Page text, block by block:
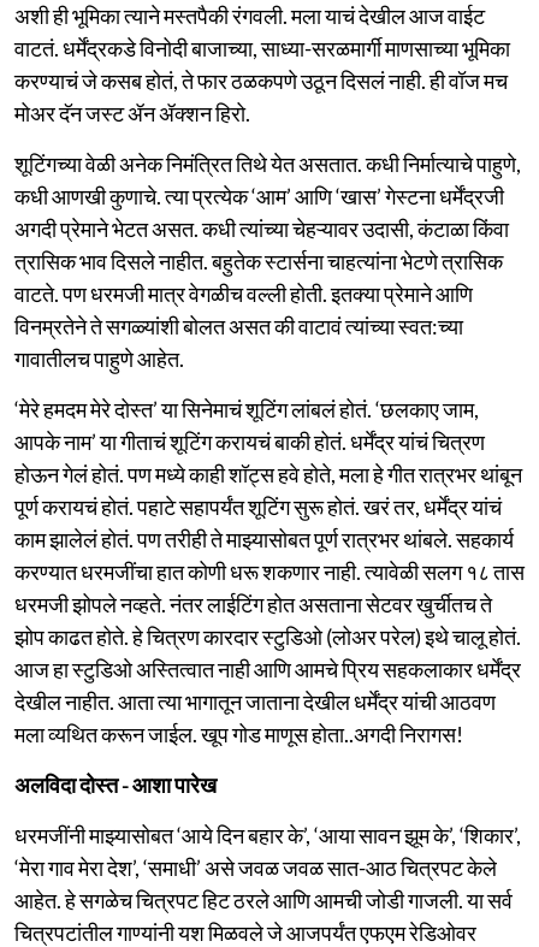
अशी ही भूमिका त्याने मस्तपैकी रंगवली. मला याचं देखील आज वाईट
वाटतं. धर्मेंद्रकडे विनोदी बाजाच्या, साध्या-सरळमार्गी माणसाच्या भूमिका
करण्याचं जे कसब होतं, ते फार ठळकपणे उठून दिसलं नाही. ही वॉज मच
मोअर दॅन जस्ट ॲन ॲक्शन हिरो.
शूटिंगच्या वेळी अनेक निमंत्रित तिथे येत असतात. कधी निर्मात्याचे पाहुणे,
कधी आणखी कुणाचे. त्या प्रत्येक ‘आम’ आणि ‘खास’ गेस्टना धर्मेंद्रजी
अगदी प्रेमाने भेटत असत. कधी त्यांच्या चेहऱ्यावर उदासी, कंटाळा किंवा
त्रासिक भाव दिसले नाहीत. बहुतेक स्टार्सना चाहत्यांना भेटणे त्रासिक
वाटते. पण धरमजी मात्र वेगळीच वल्ली होती. इतक्या प्रेमाने आणि
विनम्रतेने ते सगळ्यांशी बोलत असत की वाटावं त्यांच्या स्वत:च्या
गावातीलच पाहुणे आहेत.
‘मेरे हमदम मेरे दोस्त’ या सिनेमाचं शूटिंग लांबलं होतं. ‘छलकाए जाम,
आपके नाम’ या गीताचं शूटिंग करायचं बाकी होतं. धर्मेंद्र यांचं चित्रण
होऊन गेलं होतं. पण मध्ये काही शॉट्स हवे होते, मला हे गीत रात्रभर थांबून
पूर्ण करायचं होतं. पहाटे सहापर्यंत शूटिंग सुरू होतं. खरं तर, धर्मेंद्र यांचं
काम झालेलं होतं. पण तरीही ते माझ्यासोबत पूर्ण रात्रभर थांबले. सहकार्य
करण्यात धरमजींचा हात कोणी धरू शकणार नाही. त्यावेळी सलग १८ तास
धरमजी झोपले नव्हते. नंतर लाईटिंग होत असताना सेटवर खुर्चीतच ते
झोप काढत होते. हे चित्रण कारदार स्टुडिओ (लोअर परेल) इथे चालू होतं.
आज हा स्टुडिओ अस्तित्वात नाही आणि आमचे प्रिय सहकलाकार धर्मेंद्र
देखील नाहीत. आता त्या भागातून जाताना देखील धर्मेंद्र यांची आठवण
मला व्यथित करून जाईल. खूप गोड माणूस होता..अगदी निरागस!
अलविदा दोस्त - आशा पारेख
धरमजींनी माझ्यासोबत ‘आये दिन बहार के’, ‘आया सावन झूम के’, ‘शिकार’,
‘मेरा गाव मेरा देश’, ‘समाधी’ असे जवळ जवळ सात-आठ चित्रपट केले
आहेत. हे सगळेच चित्रपट हिट ठरले आणि आमची जोडी गाजली. या सर्व
चित्रपटांतील गाण्यांनी यश मिळवले जे आजपर्यंत एफएम रेडिओवर